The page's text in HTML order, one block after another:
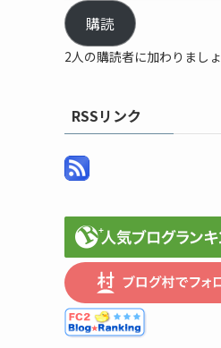
ル
ア
ド
購読
2人の購読者に加わりまし
RSSリンク